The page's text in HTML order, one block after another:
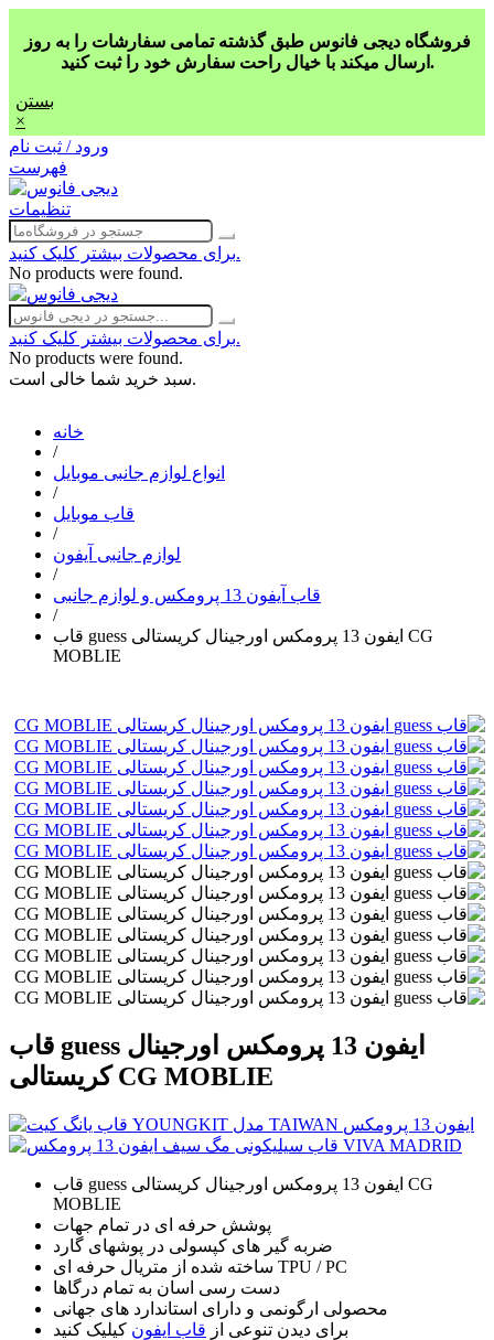
فروشگاه دیجی فانوس طبق گذشته تمامی سفارشات را به روز
ارسال میکند با خیال راحت سفارش خود را ثبت کنید.
بستن
×
ورود / ثبت نام
فهرست
تنظیمات
برای محصولات بیشتر کلیک کنید.
No products were found.
برای محصولات بیشتر کلیک کنید.
No products were found.
سبد خرید شما خالی است.
خانه
/
انواع لوازم جانبی موبایل
/
قاب موبایل
/
لوازم جانبی آیفون
/
قاب آیفون 13 پرومکس و لوازم جانبی
/
قاب guess ایفون 13 پرومکس اورجینال کریستالی CG
MOBLIE
قاب guess ایفون 13 پرومکس اورجینال
کریستالی CG MOBLIE
قاب guess ایفون 13 پرومکس اورجینال کریستالی CG
MOBLIE
پوشش حرفه ای در تمام جهات
ضربه گیر های کپسولی در پوشهای گارد
ساخته شده از متریال حرفه ای TPU / PC
دست رسی اسان به تمام درگاها
محصولی ارگونمی و دارای استاندارد های جهانی
برای دیدن تنوعی از قاب ایفون کیلیک کنید